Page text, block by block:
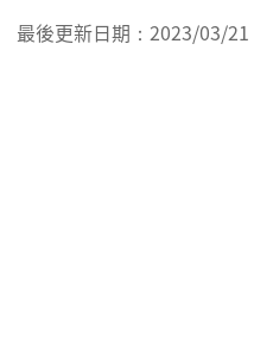
最後更新日期： 2023/03/21